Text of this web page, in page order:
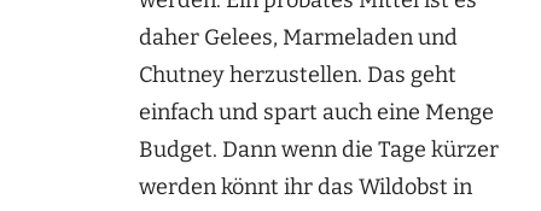
daher Gelees, Marmeladen und
Chutney herzustellen. Das geht
einfach und spart auch eine Menge
Budget. Dann wenn die Tage kürzer
werden könnt ihr das Wildobst in